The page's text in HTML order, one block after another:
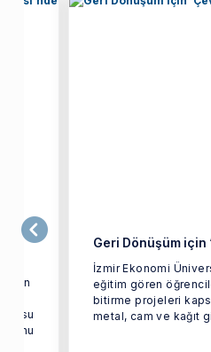
Geri Dönüşüm için
İzmir Ekonomi
eğitim gören
bitirme projeleri
metal, cam ve kağıt